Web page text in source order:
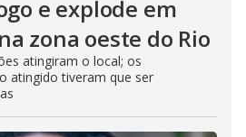
e explode em
zona oeste do Rio
atingiram o local; os
atingido tiveram que ser